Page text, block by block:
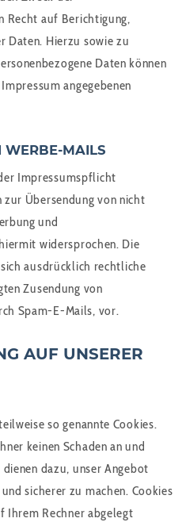
Recht auf Berichtigung,
Daten. Hierzu sowie zu
Daten können
angegebenen
WERBE-MAILS
Impressumspflicht
Übersendung von nicht
und
widersprochen. Die
ausdrücklich rechtliche
Zusendung von
Spam-E-Mails, vor.
AUF UNSERER
so genannte Cookies.
keinen Schaden an und
dazu, unser Angebot
sicherer zu machen. Cookies
Ihrem Rechner abgelegt